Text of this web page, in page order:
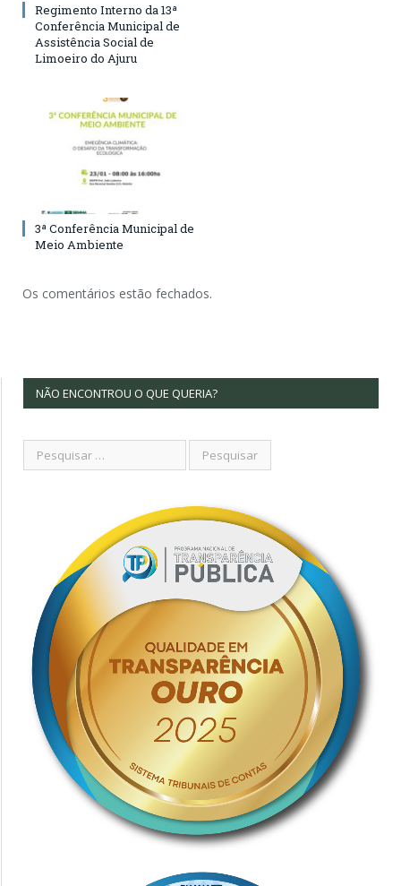
Regimento Interno da 13ª
Conferência Municipal de
Assistência Social de
Limoeiro do Ajuru
3ª Conferência Municipal de
Meio Ambiente
Os comentários estão fechados.
NÃO ENCONTROU O QUE QUERIA?